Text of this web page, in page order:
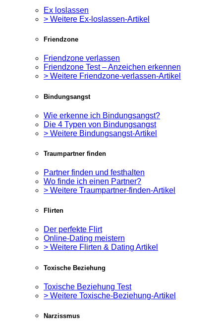
Ex loslassen
> Weitere Ex-loslassen-Artikel
Friendzone
Friendzone verlassen
Friendzone Test – Anzeichen erkennen
> Weitere Friendzone-verlassen-Artikel
Bindungsangst
Wie erkenne ich Bindungsangst?
Die 4 Typen von Bindungsangst
> Weitere Bindungsangst-Artikel
Traumpartner finden
Partner finden und festhalten
Wo finde ich einen Partner?
> Weitere Traumpartner-finden-Artikel
Flirten
Der perfekte Flirt
Online-Dating meistern
> Weitere Flirten & Dating Artikel
Toxische Beziehung
Toxische Beziehung Test
> Weitere Toxische-Beziehung-Artikel
Narzissmus